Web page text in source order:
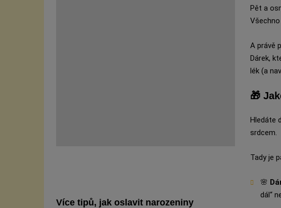
Více tipů, jak oslavit narozeniny
Pět a
A právě
Dárek,
lék (a
🎁
Hledáte
srdcem.
Tady je
🌸
dál“